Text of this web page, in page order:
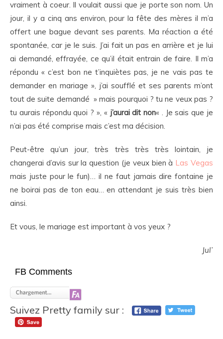
vraiment à coeur. Il voulait aussi que je porte son nom. Un
jour, il y a cinq ans environ, pour la fête des mères il m’a
offert une bague devant ses parents. Ma réaction a été
spontanée, car je le suis. J’ai fait un pas en arrière et je lui
ai demandé, effrayée, ce qu’il était entrain de faire. Il m’a
répondu « c’est bon ne t’inquiètes pas, je ne vais pas te
demander en mariage », j’ai soufflé et ses parents m’ont
tout de suite demandé » mais pourquoi ? tu ne veux pas ?
tu aurais répondu quoi ? », « j’aurai dit non« . Je sais que je
n’ai pas été comprise mais c’est ma décision.
Peut-être qu’un jour, très très très très lointain, je
changerai d’avis sur la question (je veux bien à Las Vegas
mais juste pour le fun)… il ne faut jamais dire fontaine je
ne boirai pas de ton eau… en attendant je suis très bien
ainsi.
Et vous, le mariage est important à vos yeux ?
Jul’
FB Comments
Suivez Pretty family sur :